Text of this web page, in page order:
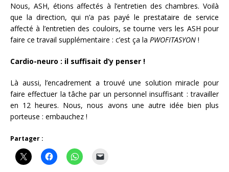
Nous, ASH, étions affectés à l’entretien des chambres. Voilà
que la direction, qui n’a pas payé le prestataire de service
affecté à l’entretien des couloirs, se tourne vers les ASH pour
faire ce travail supplémentaire : c’est ça la PWOFITASYON !
Cardio-neuro : il suffisait d’y penser !
Là aussi, l’encadrement a trouvé une solution miracle pour
faire effectuer la tâche par un personnel insuffisant : travailler
en 12 heures. Nous, nous avons une autre idée bien plus
porteuse : embauchez !
Partager :